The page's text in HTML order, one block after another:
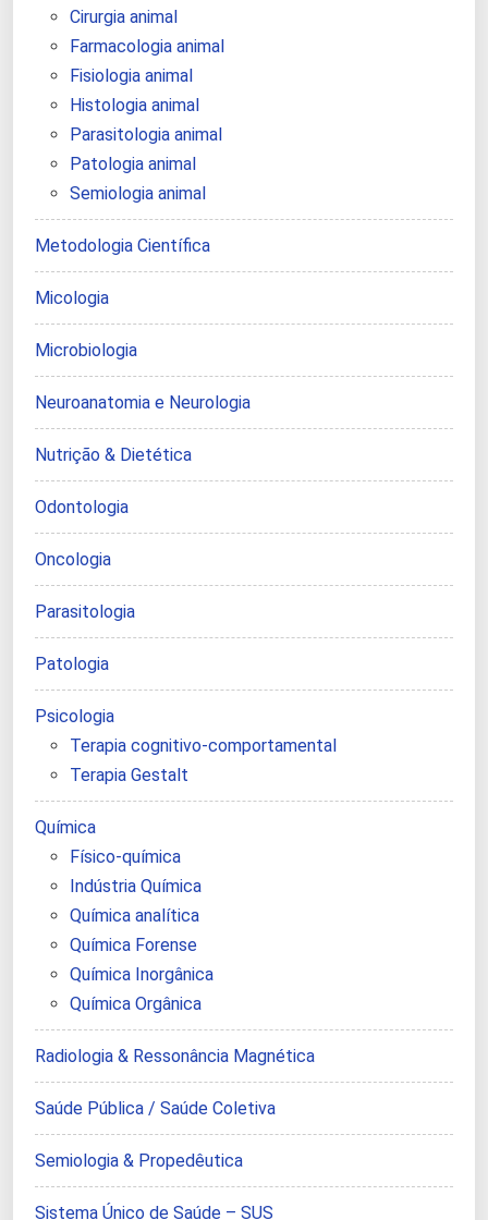
Cirurgia animal
Farmacologia animal
Fisiologia animal
Histologia animal
Parasitologia animal
Patologia animal
Semiologia animal
Metodologia Científica
Micologia
Microbiologia
Neuroanatomia e Neurologia
Nutrição & Dietética
Odontologia
Oncologia
Parasitologia
Patologia
Psicologia
Terapia cognitivo-comportamental
Terapia Gestalt
Química
Físico-química
Indústria Química
Química analítica
Química Forense
Química Inorgânica
Química Orgânica
Radiologia & Ressonância Magnética
Saúde Pública / Saúde Coletiva
Semiologia & Propedêutica
Sistema Único de Saúde – SUS